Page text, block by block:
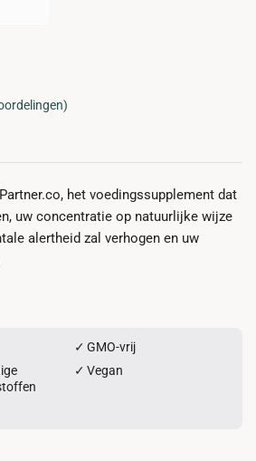
het voedingssupplement dat
uw concentratie op natuurlijke wijze
alertheid zal verhogen en uw
GMO-vrij
Vegan